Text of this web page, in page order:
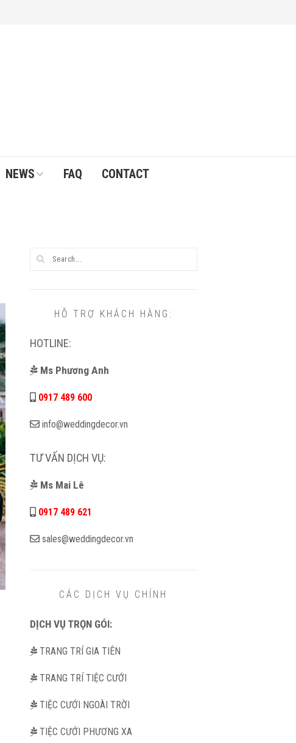
NEWS FAQ CONTACT
HỖ TRỢ KHÁCH HÀNG:
HOTLINE:
Ms Phương Anh
0917 489 600
info@weddingdecor.vn
TƯ VẤN DỊCH VỤ:
Ms Mai Lê
0917 489 621
sales@weddingdecor.vn
CÁC DỊCH VỤ CHÍNH
DỊCH VỤ TRỌN GÓI:
TRANG TRÍ GIA TIÊN
TRANG TRÍ TIỆC CƯỚI
TIỆC CƯỚI NGOÀI TRỜI
TIỆC CƯỚI PHƯƠNG XA